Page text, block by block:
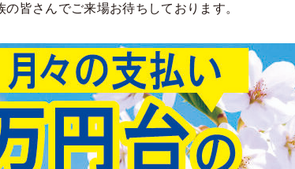
皆さんでご来場お待ちしております。